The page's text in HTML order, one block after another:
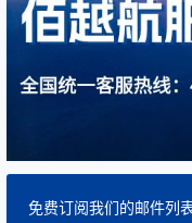
免费订阅我们的邮件列